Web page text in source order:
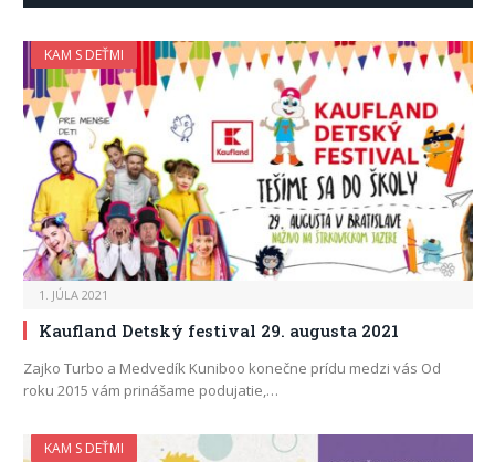
KAM S DEŤMI
1. JÚLA 2021
Kaufland Detský festival 29. augusta 2021
Zajko Turbo a Medvedík Kuniboo konečne prídu medzi vás Od
roku 2015 vám prinášame podujatie,…
KAM S DEŤMI